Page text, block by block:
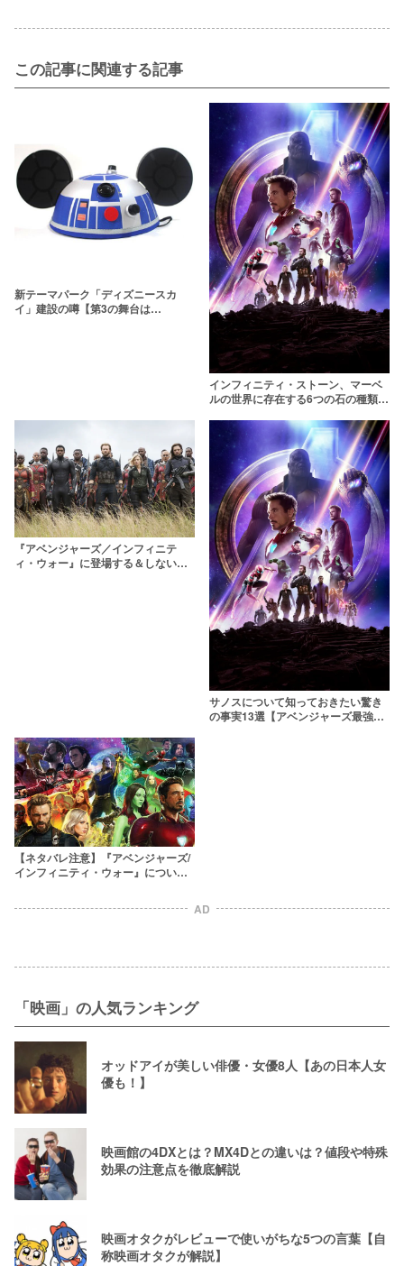
この記事に関連する記事
新テーマパーク「ディズニースカ
イ」建設の噂【第3の舞台は
インフィニティ・ストーン、マーベ
ルの世界に存在する6つの石の種類や
『アベンジャーズ／インフィニテ
ィ・ウォー』に登場する＆しないキ
サノスについて知っておきたい驚き
の事実13選【アベンジャーズ最強の
【ネタバレ注意】『アベンジャーズ/
インフィニティ・ウォー』について
AD
「映画」の人気ランキング
オッドアイが美しい俳優・女優8人【あの日本人女
優も！】
映画館の4DXとは？MX4Dとの違いは？値段や特殊
効果の注意点を徹底解説
映画オタクがレビューで使いがちな5つの言葉【自
称映画オタクが解説】